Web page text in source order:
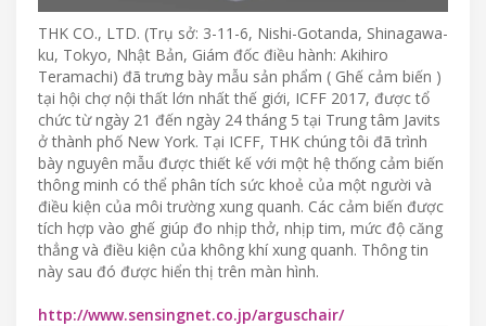
THK CO., LTD. (Trụ sở: 3-11-6, Nishi-Gotanda, Shinagawa-
ku, Tokyo, Nhật Bản, Giám đốc điều hành: Akihiro
Teramachi) đã trưng bày mẫu sản phẩm ( Ghế cảm biến )
tại hội chợ nội thất lớn nhất thế giới, ICFF 2017, được tổ
chức từ ngày 21 đến ngày 24 tháng 5 tại Trung tâm Javits
ở thành phố New York. Tại ICFF, THK chúng tôi đã trình
bày nguyên mẫu được thiết kế với một hệ thống cảm biến
thông minh có thể phân tích sức khoẻ của một người và
điều kiện của môi trường xung quanh. Các cảm biến được
tích hợp vào ghế giúp đo nhịp thở, nhịp tim, mức độ căng
thẳng và điều kiện của không khí xung quanh. Thông tin
này sau đó được hiển thị trên màn hình.
http://www.sensingnet.co.jp/arguschair/